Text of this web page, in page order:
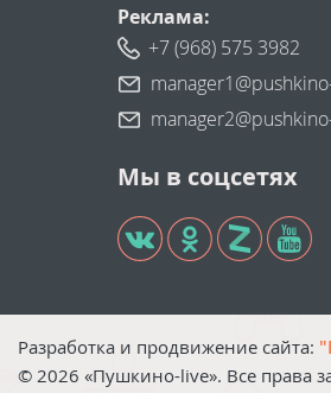
Реклама:
+7 (968) 575 3982
Мы в соцсетях
Разработка и продвижение сайта:
© 2026 «Пушкино-live». Все права